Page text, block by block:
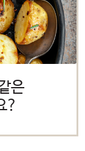
고
사이트
자협회
고
3자
유로
링크
은
?